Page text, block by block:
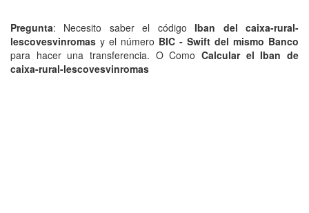
Pregunta: Necesito saber el códigoIban del caixa-rural-
lescovesvinromas y el número BIC - Swift del mismo Banco
para hacer una transferencia. O Como Calcular el Iban de
caixa-rural-lescovesvinromas